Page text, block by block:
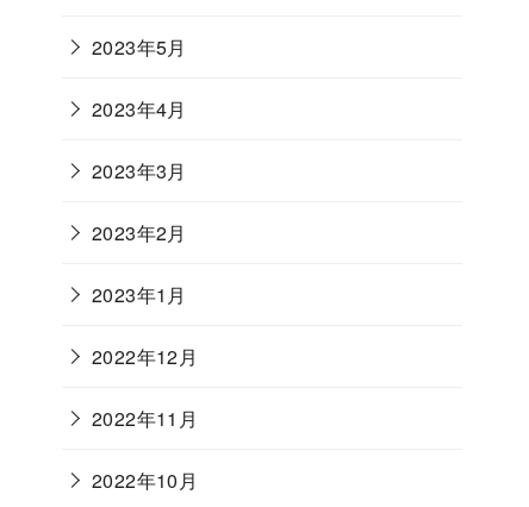
2023年5月
2023年4月
2023年3月
2023年2月
2023年1月
2022年12月
2022年11月
2022年10月